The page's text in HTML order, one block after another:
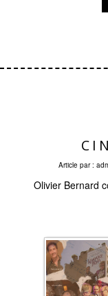
Article par :
Olivier Bernard